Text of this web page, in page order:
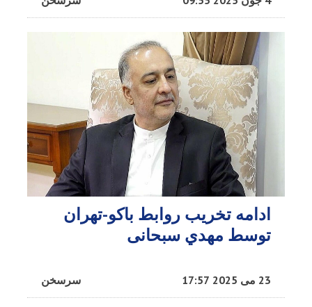
ادامه تخریب روابط باکو-تهران
توسط مهدي سبحانی
سرسخن 23 می 2025 17:57